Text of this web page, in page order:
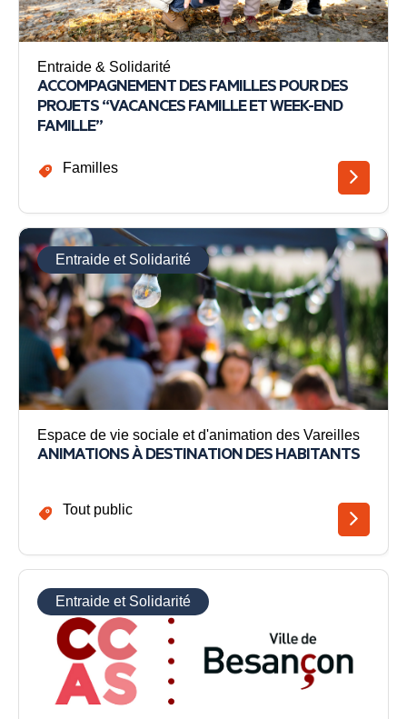
Entraide & Solidarité
ACCOMPAGNEMENT DES FAMILLES POUR DES
PROJETS “VACANCES FAMILLE ET WEEK-END
FAMILLE”
Familles
Entraide et Solidarité
Espace de vie sociale et d'animation des Vareilles
ANIMATIONS À DESTINATION DES HABITANTS
Tout public
Entraide et Solidarité